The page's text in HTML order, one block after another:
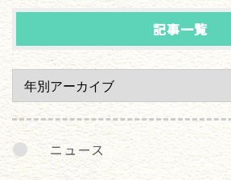
ニュース
記事一覧